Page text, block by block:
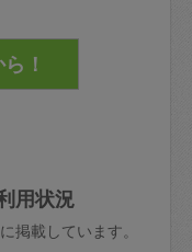
料金の50%
セル＝依頼
カジさんに
スカジさん
となるので
や金庫に入
るよう心掛
い：初めて
用状況
掲載しています。